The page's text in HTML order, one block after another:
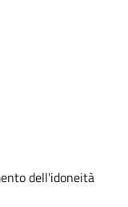
dell'idoneità